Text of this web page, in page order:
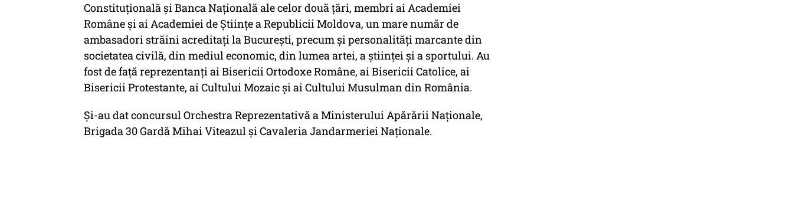
Constituțională și Banca Națională ale celor două țări, membri ai Academiei
Române și ai Academiei de Științe a Republicii Moldova, un mare număr de
ambasadori străini acreditați la București, precum și personalități marcante din
societatea civilă, din mediul economic, din lumea artei, a științei și a sportului. Au
fost de față reprezentanți ai Bisericii Ortodoxe Române, ai Bisericii Catolice, ai
Bisericii Protestante, ai Cultului Mozaic și ai Cultului Musulman din România.
Și-au dat concursul Orchestra Reprezentativă a Ministerului Apărării Naționale,
Brigada 30 Gardă Mihai Viteazul și Cavaleria Jandarmeriei Naționale.